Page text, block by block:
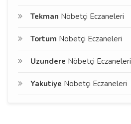
Tekman Nöbetçi Eczaneleri
Tortum Nöbetçi Eczaneleri
Uzundere Nöbetçi Eczaneleri
Yakutiye Nöbetçi Eczaneleri